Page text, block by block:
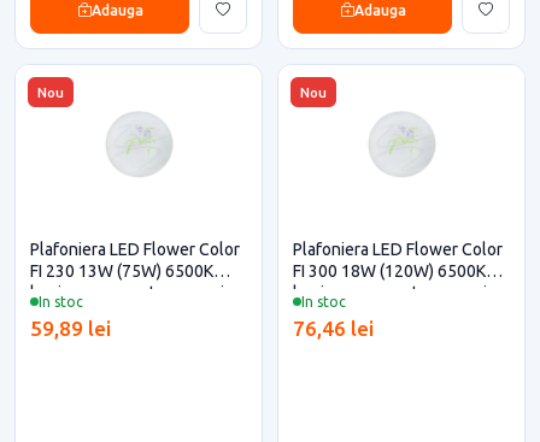
Adauga Adauga
Nou
In stoc
Plafoniera LED Flower Color
FI 230 13W (75W) 6500K
lumina rece pentru casa si
59,89 lei
Nou
In stoc
Plafoniera LED Flower Color
FI 300 18W (120W) 6500K
lumina rece pentru casa si
76,46 lei